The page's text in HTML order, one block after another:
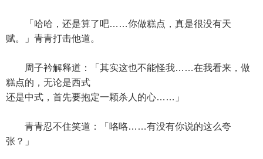
「哈哈，还是算了吧……你做糕点，真是很没有天
赋。」青青打击他道。
周子衿解释道：「其实这也不能怪我……在我看来，做
糕点的，无论是西式
还是中式，首先要抱定一颗杀人的心……」
青青忍不住笑道：「咯咯……有没有你说的这么夸
张？」